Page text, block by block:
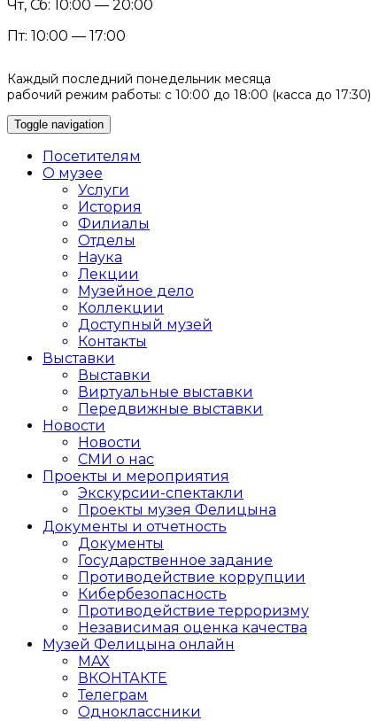
Чт, Сб: 10:00 — 20:00
Пт: 10:00 — 17:00
Каждый последний понедельник месяца
рабочий режим работы: с 10:00 до 18:00 (касса до 17:30)
Toggle navigation
Посетителям
О музее
Услуги
История
Филиалы
Отделы
Наука
Лекции
Музейное дело
Коллекции
Доступный музей
Контакты
Выставки
Выставки
Виртуальные выставки
Передвижные выставки
Новости
Новости
СМИ о нас
Проекты и мероприятия
Экскурсии-спектакли
Проекты музея Фелицына
Документы и отчетность
Документы
Государственное задание
Противодействие коррупции
Кибер­безопасность
Противодействие терроризму
Независимая оценка качества
Музей Фелицына онлайн
MAX
ВКОНТАКТЕ
Телеграм
Одноклассники